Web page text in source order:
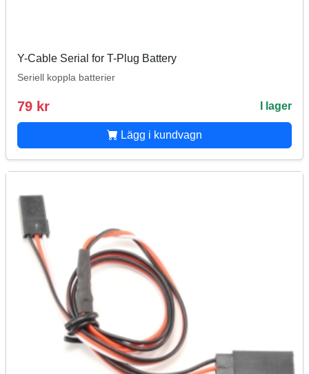
Y-Cable Serial for T-Plug Battery
Seriell koppla batterier
79 kr I lager
Lägg i kundvagn